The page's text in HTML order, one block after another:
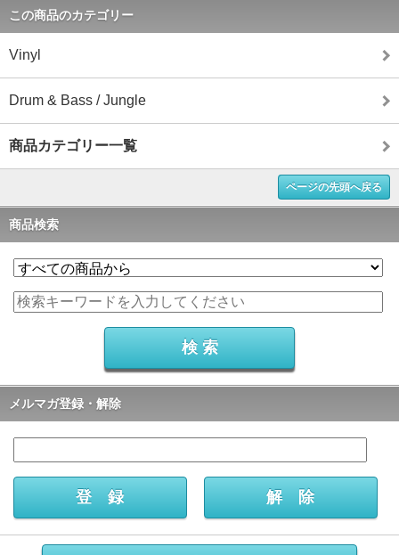
この商品のカテゴリー
Vinyl
Drum & Bass / Jungle
商品カテゴリー一覧
ページの先頭へ戻る
商品検索
メルマガ登録・解除